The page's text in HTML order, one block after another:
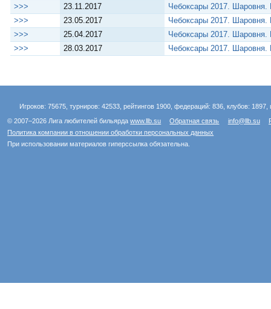
>>> 23.11.2017
Чебоксары 2017.
>>>
23.05.2017
Чебоксары 2017.
>>>
25.04.2017
Чебоксары 2017.
>>>
28.03.2017 Чебоксары 2017.
Игроков: 75675, турниров: 42533, рейтингов 1900, федераций: 836, клубов:
© 2007–2026 Лига любителей бильярдаwww.llb.su Обратная связь info@llb.su
Политика компании в отношении обработки персональных данных
При использовании материалов гиперссылка обязательна.